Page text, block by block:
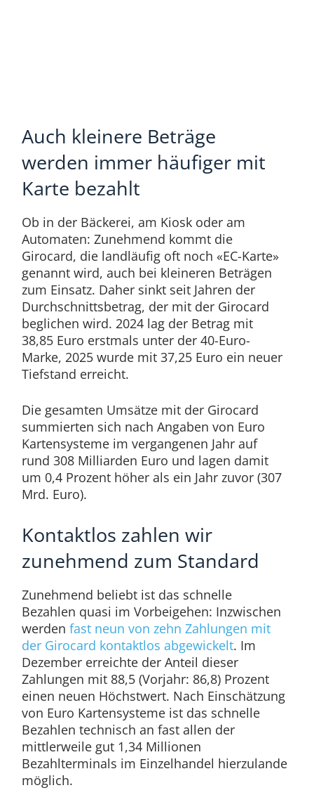
Auch kleinere Beträge
werden immer häufiger mit
Karte bezahlt
Ob in der Bäckerei, am Kiosk oder am
Automaten: Zunehmend kommt die
Girocard, die landläufig oft noch «EC-Karte»
genannt wird, auch bei kleineren Beträgen
zum Einsatz. Daher sinkt seit Jahren der
Durchschnittsbetrag, der mit der Girocard
beglichen wird. 2024 lag der Betrag mit
38,85 Euro erstmals unter der 40-Euro-
Marke, 2025 wurde mit 37,25 Euro ein neuer
Tiefstand erreicht.
Die gesamten Umsätze mit der Girocard
summierten sich nach Angaben von Euro
Kartensysteme im vergangenen Jahr auf
rund 308 Milliarden Euro und lagen damit
um 0,4 Prozent höher als ein Jahr zuvor (307
Mrd. Euro).
Kontaktlos zahlen wir
zunehmend zum Standard
Zunehmend beliebt ist das schnelle
Bezahlen quasi im Vorbeigehen: Inzwischen
werden fast neun von zehn Zahlungen mit
der Girocard kontaktlos abgewickelt. Im
Dezember erreichte der Anteil dieser
Zahlungen mit 88,5 (Vorjahr: 86,8) Prozent
einen neuen Höchstwert. Nach Einschätzung
von Euro Kartensysteme ist das schnelle
Bezahlen technisch an fast allen der
mittlerweile gut 1,34 Millionen
Bezahlterminals im Einzelhandel hierzulande
möglich.